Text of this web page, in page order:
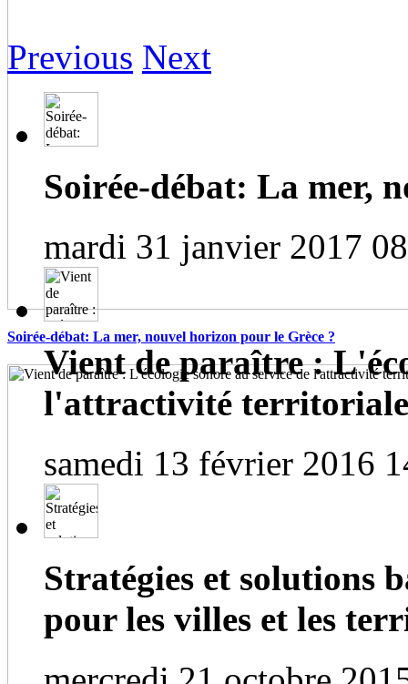
Soirée-débat: La mer, nouvel horizon pour le Grèce ?
Previous Next
Soirée-débat: La mer,
mardi 31 janvier 2017
Vient de paraître :
l'attractivité territoriale
samedi 13 février 2016
Stratégies et solutions
pour les villes et les